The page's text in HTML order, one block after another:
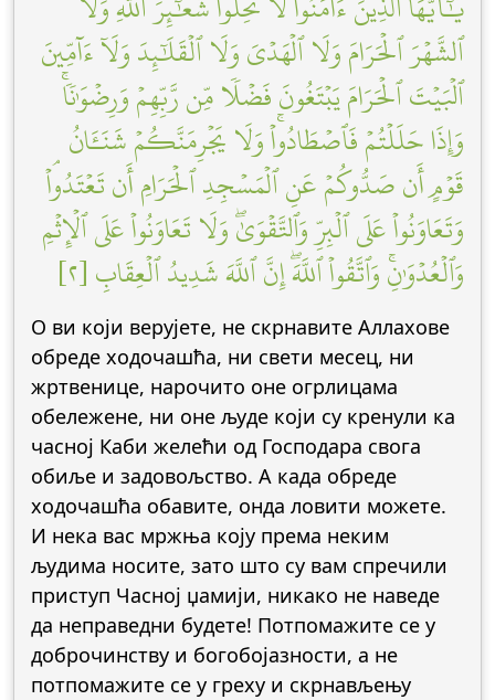
ٱلشَّهۡرَ ٱلۡحَرَامَ وَلَا ٱلۡهَدۡيَ وَلَا ٱلۡقَلَٰٓئِدَ وَلَآ ءَآمِّينَ
ٱلۡبَيۡتَ ٱلۡحَرَامَ يَبۡتَغُونَ فَضۡلٗا مِّن رَّبِّهِمۡ وَرِضۡوَٰنٗاۚ
وَإِذَا حَلَلۡتُمۡ فَٱصۡطَادُواْۚ وَلَا يَجۡرِمَنَّكُمۡ شَنَـَٔانُ
قَوۡمٍ أَن صَدُّوكُمۡ عَنِ ٱلۡمَسۡجِدِ ٱلۡحَرَامِ أَن تَعۡتَدُواْۘ
وَتَعَاوَنُواْ عَلَى ٱلۡبِرِّ وَٱلتَّقۡوَىٰۖ وَلَا تَعَاوَنُواْ عَلَى ٱلۡإِثۡمِ
وَٱلۡعُدۡوَٰنِۚ وَٱتَّقُواْ ٱللَّهَۖ إِنَّ ٱللَّهَ شَدِيدُ ٱلۡعِقَابِ [٢]
О ви који верујете, не скрнавите Аллахове
обреде ходочашћа, ни свети месец, ни
жртвенице, нарочито оне огрлицама
обележене, ни оне људе који су кренули ка
часној Каби желећи од Господара свога
обиље и задовољство. А када обреде
ходочашћа обавите, онда ловити можете.
И нека вас мржња коју према неким
људима носите, зато што су вам спречили
приступ Часној џамији, никако не наведе
да неправедни будете! Потпомажите се у
доброчинству и богобојазности, а не
потпомажите се у греху и скрнављењу